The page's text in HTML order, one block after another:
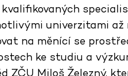
univerzitami až
na měnící se
ke studiu a
ZČU Miloš Železný,